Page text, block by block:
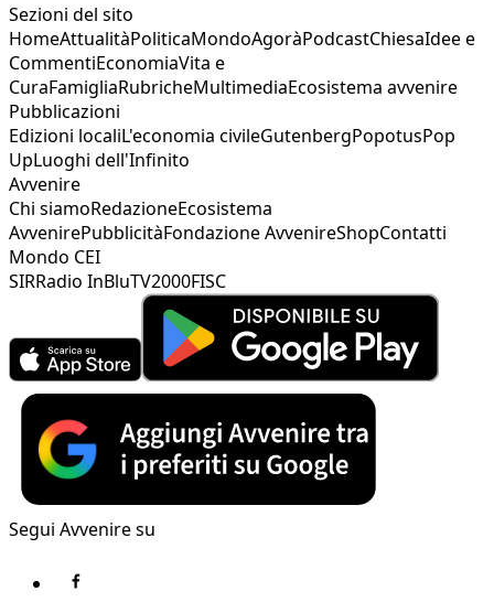
Sezioni del sito
HomeAttualitàPoliticaMondoAgoràPodcastChiesaIdee e
CommentiEconomiaVita e
CuraFamigliaRubricheMultimediaEcosistema avvenire
Pubblicazioni
Edizioni localiL'economia civileGutenbergPopotusPop
UpLuoghi dell'Infinito
Avvenire
Chi siamoRedazioneEcosistema
AvvenirePubblicitàFondazione AvvenireShopContatti
Mondo CEI
SIRRadio InBluTV2000FISC
Segui Avvenire su